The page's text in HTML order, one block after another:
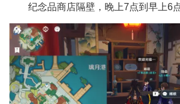
纪念品商店隔壁，晚上7点到早上6